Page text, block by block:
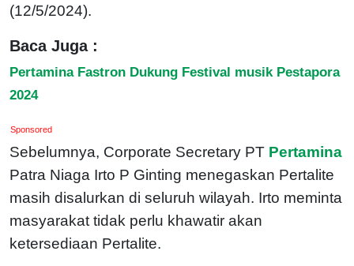
(12/5/2024).
Baca Juga :
Pertamina Fastron Dukung Festival musik Pestapora
2024
Sponsored
Sebelumnya, Corporate Secretary PT Pertamina
Patra Niaga Irto P Ginting menegaskan Pertalite
masih disalurkan di seluruh wilayah. Irto meminta
masyarakat tidak perlu khawatir akan
ketersediaan Pertalite.